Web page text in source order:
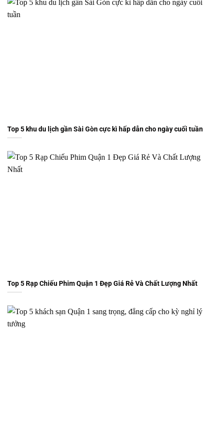
Top 5 khu du lịch gần Sài Gòn cực kì hấp dẫn cho ngày cuối tuần
Top 5 Rạp Chiếu Phim Quận 1 Đẹp Giá Rẻ Và Chất Lượng Nhất